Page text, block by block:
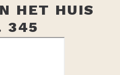
HET HUIS
345